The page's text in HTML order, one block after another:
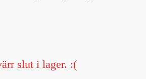
slut i lager. :(